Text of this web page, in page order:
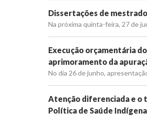
Dissertações de
Na próxima quinta-feira, 27 de
Execução orçamentária
aprimoramento da
No dia 26 de junho,
Atenção diferenciada e o
Política de Saúde Indígena